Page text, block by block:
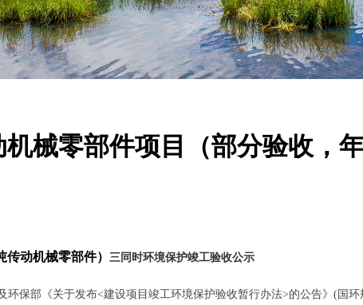
械零部件项目（部分验收，
传动机械零部件） 三同时环境保护竣工验收公示
环保部《关于发布<建设项目竣工环境保护验收暂行办法>的公告》 ( 国